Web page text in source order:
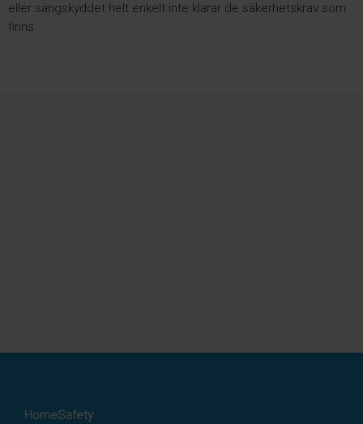
eller sängskyddet helt enkelt inte klarar de säkerhetskrav som
finns.
HomeSafety